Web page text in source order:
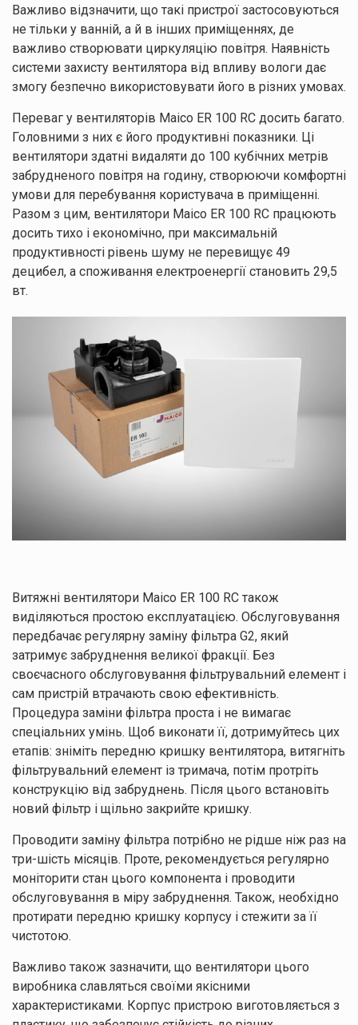
Важливо відзначити, що такі пристрої застосовуються
не тільки у ванній, а й в інших приміщеннях, де
важливо створювати циркуляцію повітря. Наявність
системи захисту вентилятора від впливу вологи дає
змогу безпечно використовувати його в різних умовах.
Переваг у вентиляторів Maico ER 100 RC досить багато.
Головними з них є його продуктивні показники. Ці
вентилятори здатні видаляти до 100 кубічних метрів
забрудненого повітря на годину, створюючи комфортні
умови для перебування користувача в приміщенні.
Разом з цим, вентилятори Maico ER 100 RC працюють
досить тихо і економічно, при максимальній
продуктивності рівень шуму не перевищує 49
децибел, а споживання електроенергії становить 29,5
вт.
Витяжні вентилятори Maico ER 100 RC також
виділяються простою експлуатацією. Обслуговування
передбачає регулярну заміну фільтра G2, який
затримує забруднення великої фракції. Без
своєчасного обслуговування фільтрувальний елемент і
сам пристрій втрачають свою ефективність.
Процедура заміни фільтра проста і не вимагає
спеціальних умінь. Щоб виконати її, дотримуйтесь цих
етапів: зніміть передню кришку вентилятора, витягніть
фільтрувальний елемент із тримача, потім протріть
конструкцію від забруднень. Після цього встановіть
новий фільтр і щільно закрийте кришку.
Проводити заміну фільтра потрібно не рідше ніж раз на
три-шість місяців. Проте, рекомендується регулярно
моніторити стан цього компонента і проводити
обслуговування в міру забруднення. Також, необхідно
протирати передню кришку корпусу і стежити за її
чистотою.
Важливо також зазначити, що вентилятори цього
виробника славляться своїми якісними
характеристиками. Корпус пристрою виготовляється з